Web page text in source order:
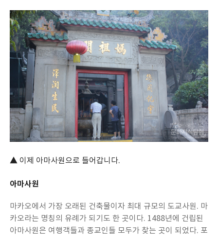
▲ 이제 아마사원으로 들어갑니다.
아마사원
마카오에서 가장 오래된 건축물이자 최대 규모의 도교사원. 마
카오라는 명칭의 유례가 되기도 한 곳이다. 1488년에 건립된
아마사원은 여행객들과 종교인들 모두가 찾는 곳이 되었다. 포